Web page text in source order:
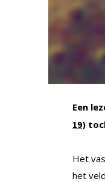
Een
19)
Het
het